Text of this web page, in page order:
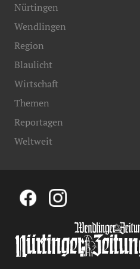
Nürtingen
Wendlingen
Region
Blaulicht
Wirtschaft
Themen
Reportagen
Weltweit